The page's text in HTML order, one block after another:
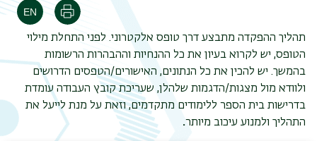
הדפסה
תהליך ההפקדה מתבצע דרך טופס אלקטרוני. לפני התחלת מילוי
הטופס, יש לקרוא בעיון את כל ההנחיות וההבהרות הרשומות
בהמשך. יש להכין את כל הנתונים, האישורים/הטפסים הדרושים
ולוודא מול מצגות/הדגמות שלהלן, שעריכת קובץ העבודה עומדת
בדרישות בית הספר ללימודים מתקדמים, וזאת על מנת לייעל את
התהליך ולמנוע עיכוב מיותר.